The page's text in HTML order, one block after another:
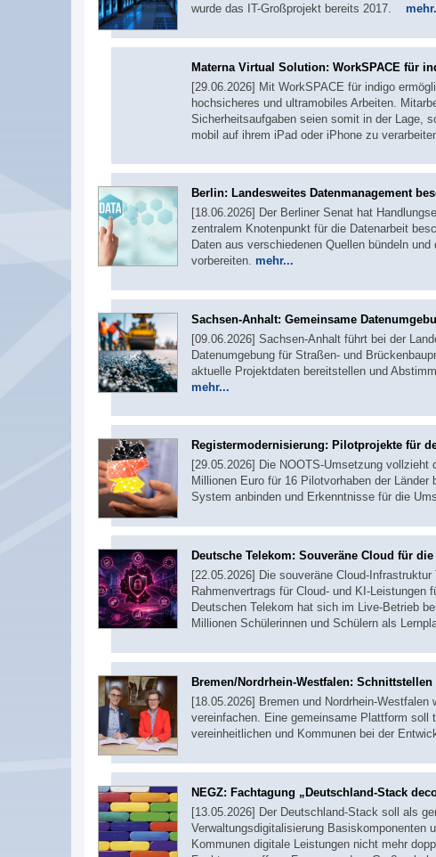
wurde das IT-Großprojekt bereits 2017.
Materna Virtual Solution: WorkSPACE für
[29.06.2026] Mit WorkSPACE für indigo
hochsicheres und ultramobiles Arbeiten.
Sicherheitsaufgaben seien somit in der Lage,
mobil auf ihrem iPad oder iPhone zu
Berlin: Landesweites Datenmanagement
[18.06.2026] Der Berliner Senat hat
zentralem Knotenpunkt für die Datenarbeit
Daten aus verschiedenen Quellen bündeln
vorbereiten. mehr...
Sachsen-Anhalt: Gemeinsame
[09.06.2026] Sachsen-Anhalt führt bei der
Datenumgebung für Straßen- und
aktuelle Projektdaten bereitstellen und
mehr...
Registermodernisierung: Pilotprojekte für
[29.05.2026] Die NOOTS-Umsetzung
Millionen Euro für 16 Pilotvorhaben der
System anbinden und Erkenntnisse für die
Deutsche Telekom: Souveräne Cloud für
[22.05.2026] Die souveräne Cloud-
Rahmenvertrags für Cloud- und KI-Leistungen
Deutschen Telekom hat sich im Live-Betrieb
Millionen Schülerinnen und Schülern als
Bremen/Nordrhein-Westfalen:
[18.05.2026] Bremen und Nordrhein-
vereinfachen. Eine gemeinsame Plattform
vereinheitlichen und Kommunen bei der
NEGZ: Fachtagung „Deutschland-Stack
[13.05.2026] Der Deutschland-Stack soll als
Verwaltungsdigitalisierung Basiskomponenten
Kommunen digitale Leistungen nicht mehr